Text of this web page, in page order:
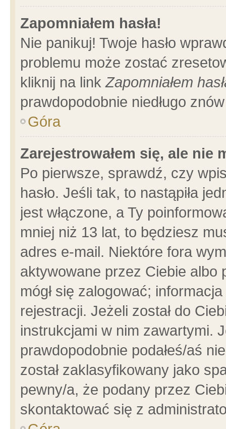
Zapomniałem hasła!
Nie panikuj! Twoje hasło
problemu może zostać
kliknij na linkZapomniałem
prawdopodobnie niedługo
Góra
Zarejestrowałem się, ale nie
Po pierwsze, sprawdź, czy
hasło. Jeśli tak, to nastąpiła
jest włączone, a Ty
mniej niż 13 lat, to będziesz
adres e-mail. Niektóre fora
aktywowane przez Ciebie albo
mógł się zalogować;
rejestracji. Jeżeli został do
instrukcjami w nim zawartymi.
prawdopodobnie podałeś/aś
został zaklasyfikowany jako
pewny/a, że podany przez
skontaktować się z